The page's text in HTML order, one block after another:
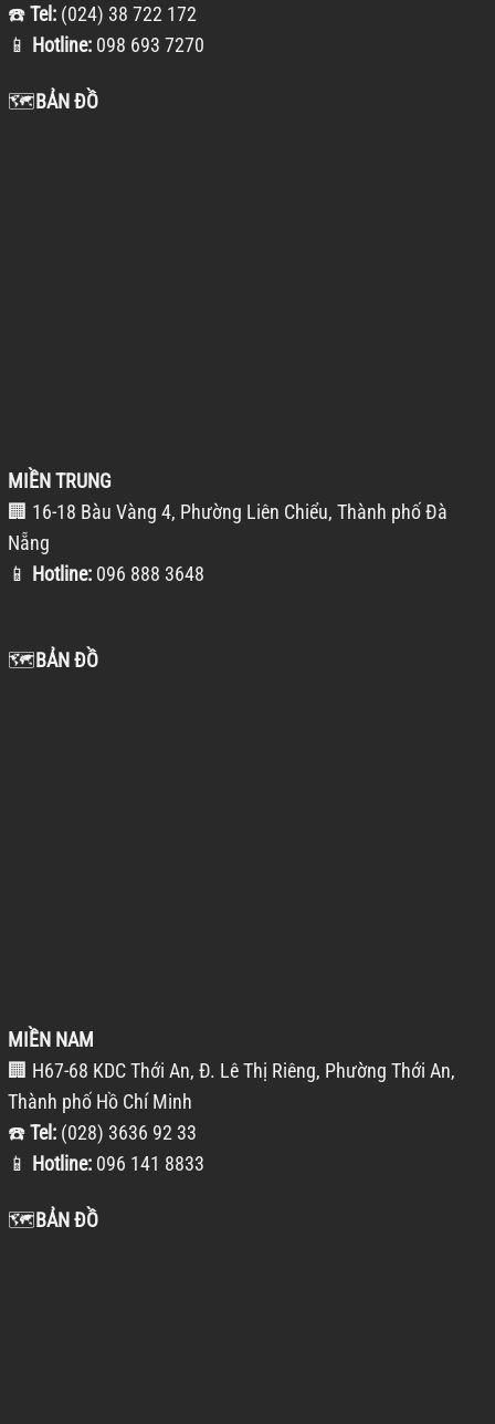
☎️Tel: (024) 38 722 172
📱 Hotline: 098 693 7270
🗺️BẢN ĐỒ
MIỀN TRUNG
🏢 16-18 Bàu Vàng 4, Phường Liên Chiểu, Thành phố Đà
Nẵng
📱 Hotline: 096 888 3648
🗺️BẢN ĐỒ
MIỀN NAM
🏢 H67-68 KDC Thới An, Đ. Lê Thị Riêng, Phường Thới An,
Thành phố Hồ Chí Minh
☎️Tel: (028) 3636 92 33
📱 Hotline: 096 141 8833
🗺️BẢN ĐỒ